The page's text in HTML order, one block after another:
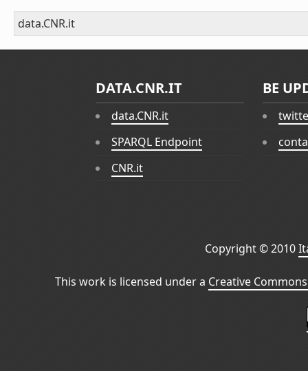
data.CNR.it
DATA.CNR.IT
data.CNR.it
SPARQL Endpoint
CNR.it
BE
Copyright © 2010
This work is licensed under a Creative